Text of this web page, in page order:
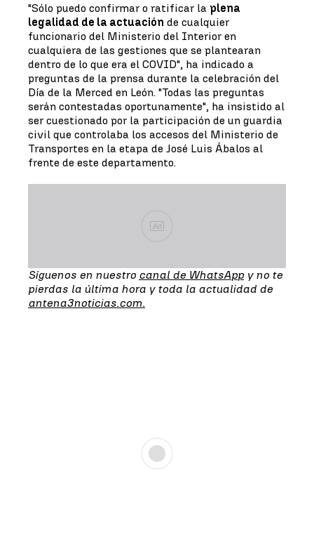
"Sólo puedo confirmar o ratificar la plena
legalidad de la actuación de cualquier
funcionario del Ministerio del Interior en
cualquiera de las gestiones que se plantearan
dentro de lo que era el COVID", ha indicado a
preguntas de la prensa durante la celebración del
Día de la Merced en León. "Todas las preguntas
serán contestadas oportunamente", ha insistido al
ser cuestionado por la participación de un guardia
civil que controlaba los accesos del Ministerio de
Transportes en la etapa de José Luis Ábalos al
frente de este departamento.
Ad
Síguenos en nuestro canal de WhatsApp y no te
pierdas la última hora y toda la actualidad de
antena3noticias.com.